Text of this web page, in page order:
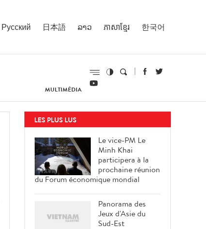
Русский 日本語 ລາວ ភាសាខ្មែរ 한국어
MULTIMÉDIA
LES PLUS LUS
Le vice-PM Le
Minh Khai
participera à la
prochaine réunion
du Forum économique mondial
Panorama des
Jeux d'Asie du
Sud-Est